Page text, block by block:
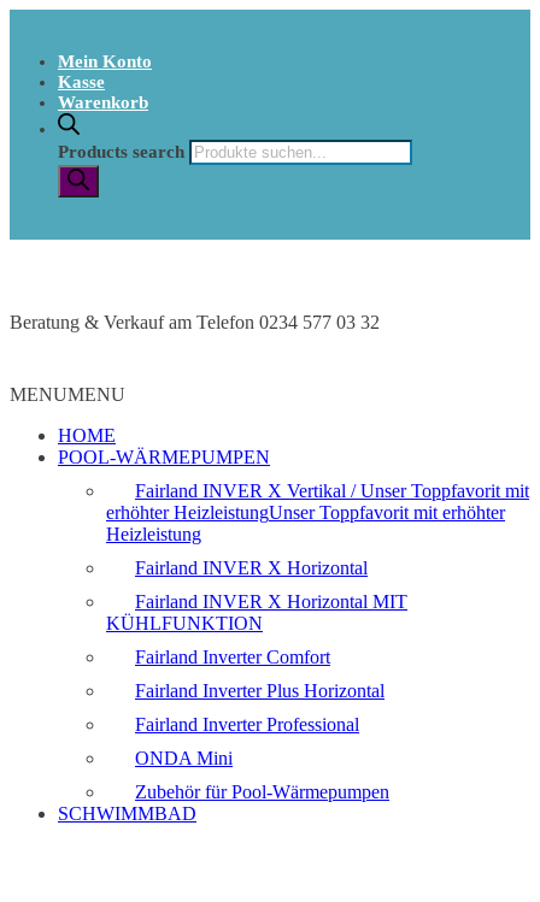
Mein Konto
Kasse
Warenkorb
Products search
Beratung & Verkauf am Telefon 0234 577 03 32
MENUMENU
HOME
POOL-WÄRMEPUMPEN
Fairland INVER X Vertikal / Unser Toppfavorit mit
erhöhter HeizleistungUnser Toppfavorit mit erhöhter
Heizleistung
Fairland INVER X Horizontal
Fairland INVER X Horizontal MIT
KÜHLFUNKTION
Fairland Inverter Comfort
Fairland Inverter Plus Horizontal
Fairland Inverter Professional
ONDA Mini
Zubehör für Pool-Wärmepumpen
SCHWIMMBAD